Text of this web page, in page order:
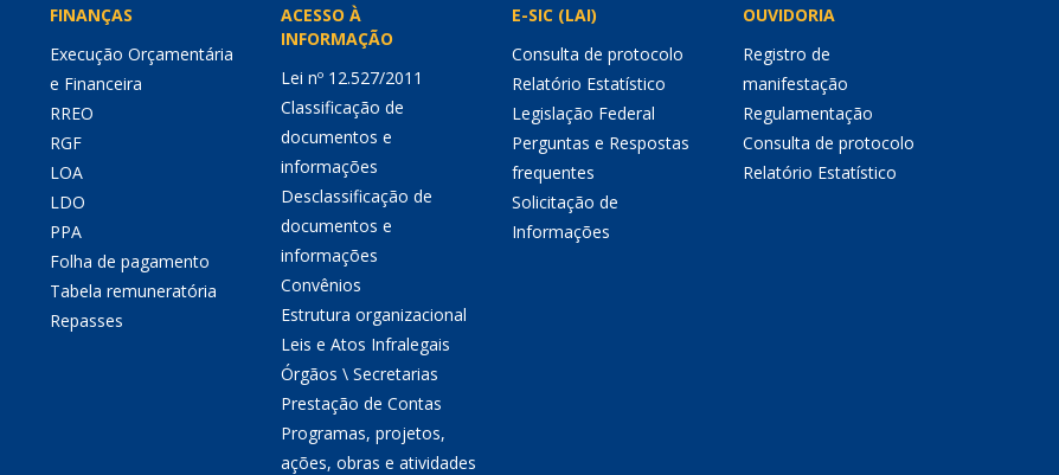
FINANÇAS
Execução Orçamentária
e Financeira
RREO
RGF
LOA
LDO
PPA
Folha de pagamento
Tabela remuneratória
Repasses
ACESSO À
INFORMAÇÃO
Lei nº 12.527/2011
Classificação de
documentos e
informações
Desclassificação de
documentos e
informações
Convênios
Estrutura organizacional
Leis e Atos Infralegais
Órgãos \ Secretarias
Prestação de Contas
Programas, projetos,
ações, obras e atividades
E-SIC (LAI)
Consulta de protocolo
Relatório Estatístico
Legislação Federal
Perguntas e Respostas
frequentes
Solicitação de
Informações
OUVIDORIA
Registro de
manifestação
Regulamentação
Consulta de protocolo
Relatório Estatístico